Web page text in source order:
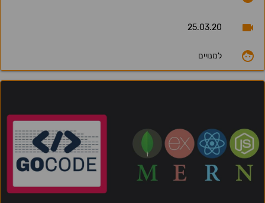
25.03.20
למנויים